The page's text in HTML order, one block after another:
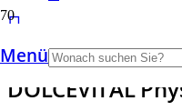
Menü
DOLCEVITAL